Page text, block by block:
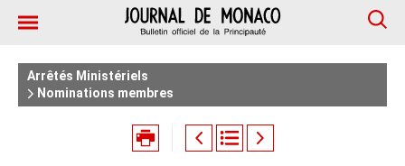
Arrêtés Ministériels
Nominations membres